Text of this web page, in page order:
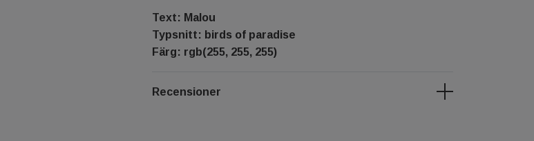
Text: Malou
Typsnitt: birds of paradise
Färg: rgb(255, 255, 255)
Recensioner